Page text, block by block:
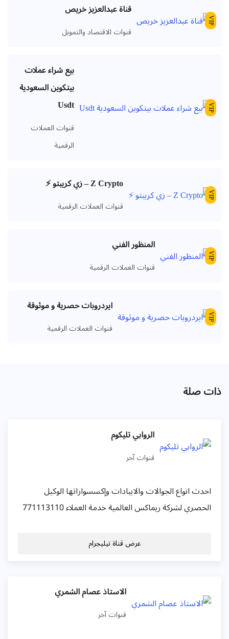
VIP
قناة عبدالعزيز خريص
قنوات الاقتصاد والتمويل
VIP
بيع شراء عملات
بيتكوين السعودية
Usdt
قنوات العملات
الرقمية
VIP
Z Crypto – زي كريبتو ⚡️
قنوات العملات الرقمية
VIP
المنظور الفني
قنوات العملات الرقمية
VIP
ايردروبات حصرية و موثوقة
قنوات العملات الرقمية
ذات صلة
الروابي تليكوم
قنوات آخر
احدث انواع الجوالات والايبادات وإكسسواراتها الوكيل
الحصري لشركة ريماكس العالمية خدمة العملاء 771113110
عرض قناة تيليجرام
الاستاذ عصام الشمري
قنوات آخر